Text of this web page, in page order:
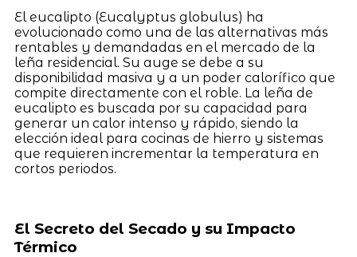
El eucalipto (Eucalyptus globulus) ha
evolucionado como una de las alternativas más
rentables y demandadas en el mercado de la
leña residencial. Su auge se debe a su
disponibilidad masiva y a un poder calorífico que
compite directamente con el roble. La leña de
eucalipto es buscada por su capacidad para
generar un calor intenso y rápido, siendo la
elección ideal para cocinas de hierro y sistemas
que requieren incrementar la temperatura en
cortos periodos.
El Secreto del Secado y su Impacto
Térmico